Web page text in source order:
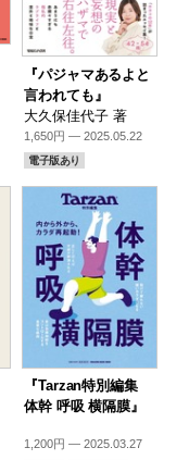
『パジャマあるよと
言われても』
大久保佳代子 著
1,650円 — 2025.05.22
電子版あり
『Tarzan特別編集
体幹 呼吸 横隔膜』
1,200円 — 2025.03.27